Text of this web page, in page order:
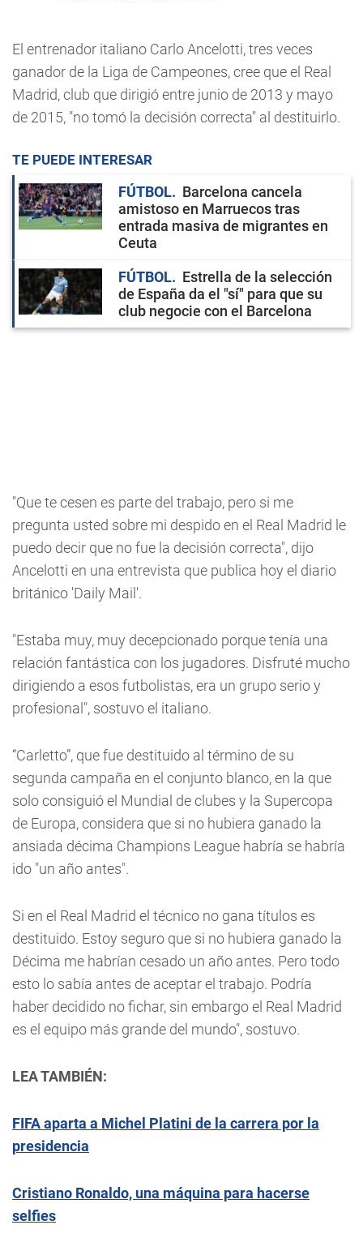
El entrenador italiano Carlo Ancelotti, tres veces
ganador de la Liga de Campeones, cree que el Real
Madrid, club que dirigió entre junio de 2013 y mayo
de 2015, "no tomó la decisión correcta" al destituirlo.
TE PUEDE INTERESAR
FÚTBOL
Barcelona cancela
amistoso en Marruecos tras
entrada masiva de migrantes en
Ceuta
FÚTBOL
Estrella de la selección
de España da el "sí" para que su
club negocie con el Barcelona
"Que te cesen es parte del trabajo, pero si me
pregunta usted sobre mi despido en el Real Madrid le
puedo decir que no fue la decisión correcta", dijo
Ancelotti en una entrevista que publica hoy el diario
británico 'Daily Mail'.
"Estaba muy, muy decepcionado porque tenía una
relación fantástica con los jugadores. Disfruté mucho
dirigiendo a esos futbolistas, era un grupo serio y
profesional", sostuvo el italiano.
“Carletto”, que fue destituido al término de su
segunda campaña en el conjunto blanco, en la que
solo consiguió el Mundial de clubes y la Supercopa
de Europa, considera que si no hubiera ganado la
ansiada décima Champions League habría se habría
ido "un año antes".
Si en el Real Madrid el técnico no gana títulos es
destituido. Estoy seguro que si no hubiera ganado la
Décima me habrían cesado un año antes. Pero todo
esto lo sabía antes de aceptar el trabajo. Podría
haber decidido no fichar, sin embargo el Real Madrid
es el equipo más grande del mundo", sostuvo.
LEA TAMBIÉN:
FIFA aparta a Michel Platini de la carrera por la
presidencia
Cristiano Ronaldo, una máquina para hacerse
selfies